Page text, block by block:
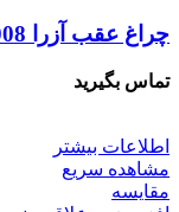
چراغ عقب آزرا 2008-گلگیر راست (‌شاگرد)
تماس بگیرید
اطلاعات بیشتر
مشاهده سریع
مقایسه